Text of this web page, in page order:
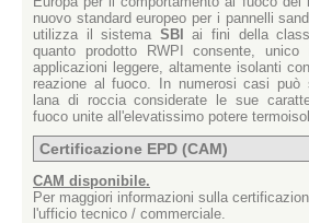
nuovo standard europeo per i pannelli
utilizza il sistema SBI
ai fini della
quanto prodotto RWPI consente,
applicazioni leggere, altamente isolanti
reazione al fuoco. In numerosi casi può
lana di roccia considerate le sue
fuoco unite all'elevatissimo potere
Certificazione EPD (CAM)
CAM disponibile.
Per maggiori informazioni sulla
l'ufficio tecnico / commerciale.